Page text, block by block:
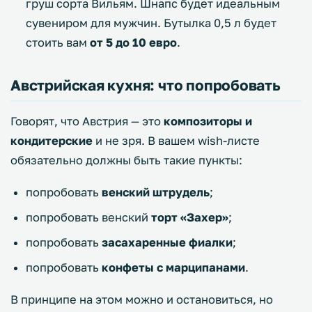
груш сорта Вильям. Шнапс будет идеальным
сувениром для мужчин. Бутылка 0,5 л будет
стоить вам от 5 до 10 евро.
Австрийская кухня: что попробовать
Говорят, что Австрия — это композиторы и
кондитерские и не зря. В вашем wish-листе
обязательно должны быть такие пункты:
попробовать венский штрудель;
попробовать венский торт «Захер»;
попробовать засахаренные фиалки;
попробовать конфеты с марципанами.
В принципе на этом можно и остановиться, но